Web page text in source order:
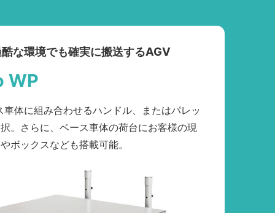
な環境でも確実に搬送するAGV
WP
体に組み合わせるハンドル、またはパレッ
。さらに、ベース車体の荷台にお客様の現
ボックスなども搭載可能。